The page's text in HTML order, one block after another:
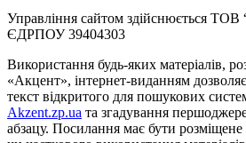
Управління сайтом здійснюється
ЄДРПОУ 39404303
Використання будь-яких матеріалів,
«Акцент», інтернет-виданням
текст відкритого для пошукових
Akzent.zp.ua та згадування
абзацу. Посилання має бути